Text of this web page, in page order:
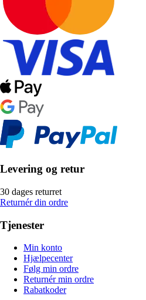
Levering og retur
30 dages returret
Returnér din ordre
Tjenester
Min konto
Hjælpecenter
Følg min ordre
Returnér min ordre
Rabatkoder